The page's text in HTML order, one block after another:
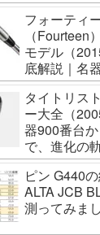
フォーティ
（Fourteen
モデル（
底解説｜名
列で辿る
タイトリス
ー大全（
器900番台
で、進化の
ピン G440
ALTA JCB
測ってみま